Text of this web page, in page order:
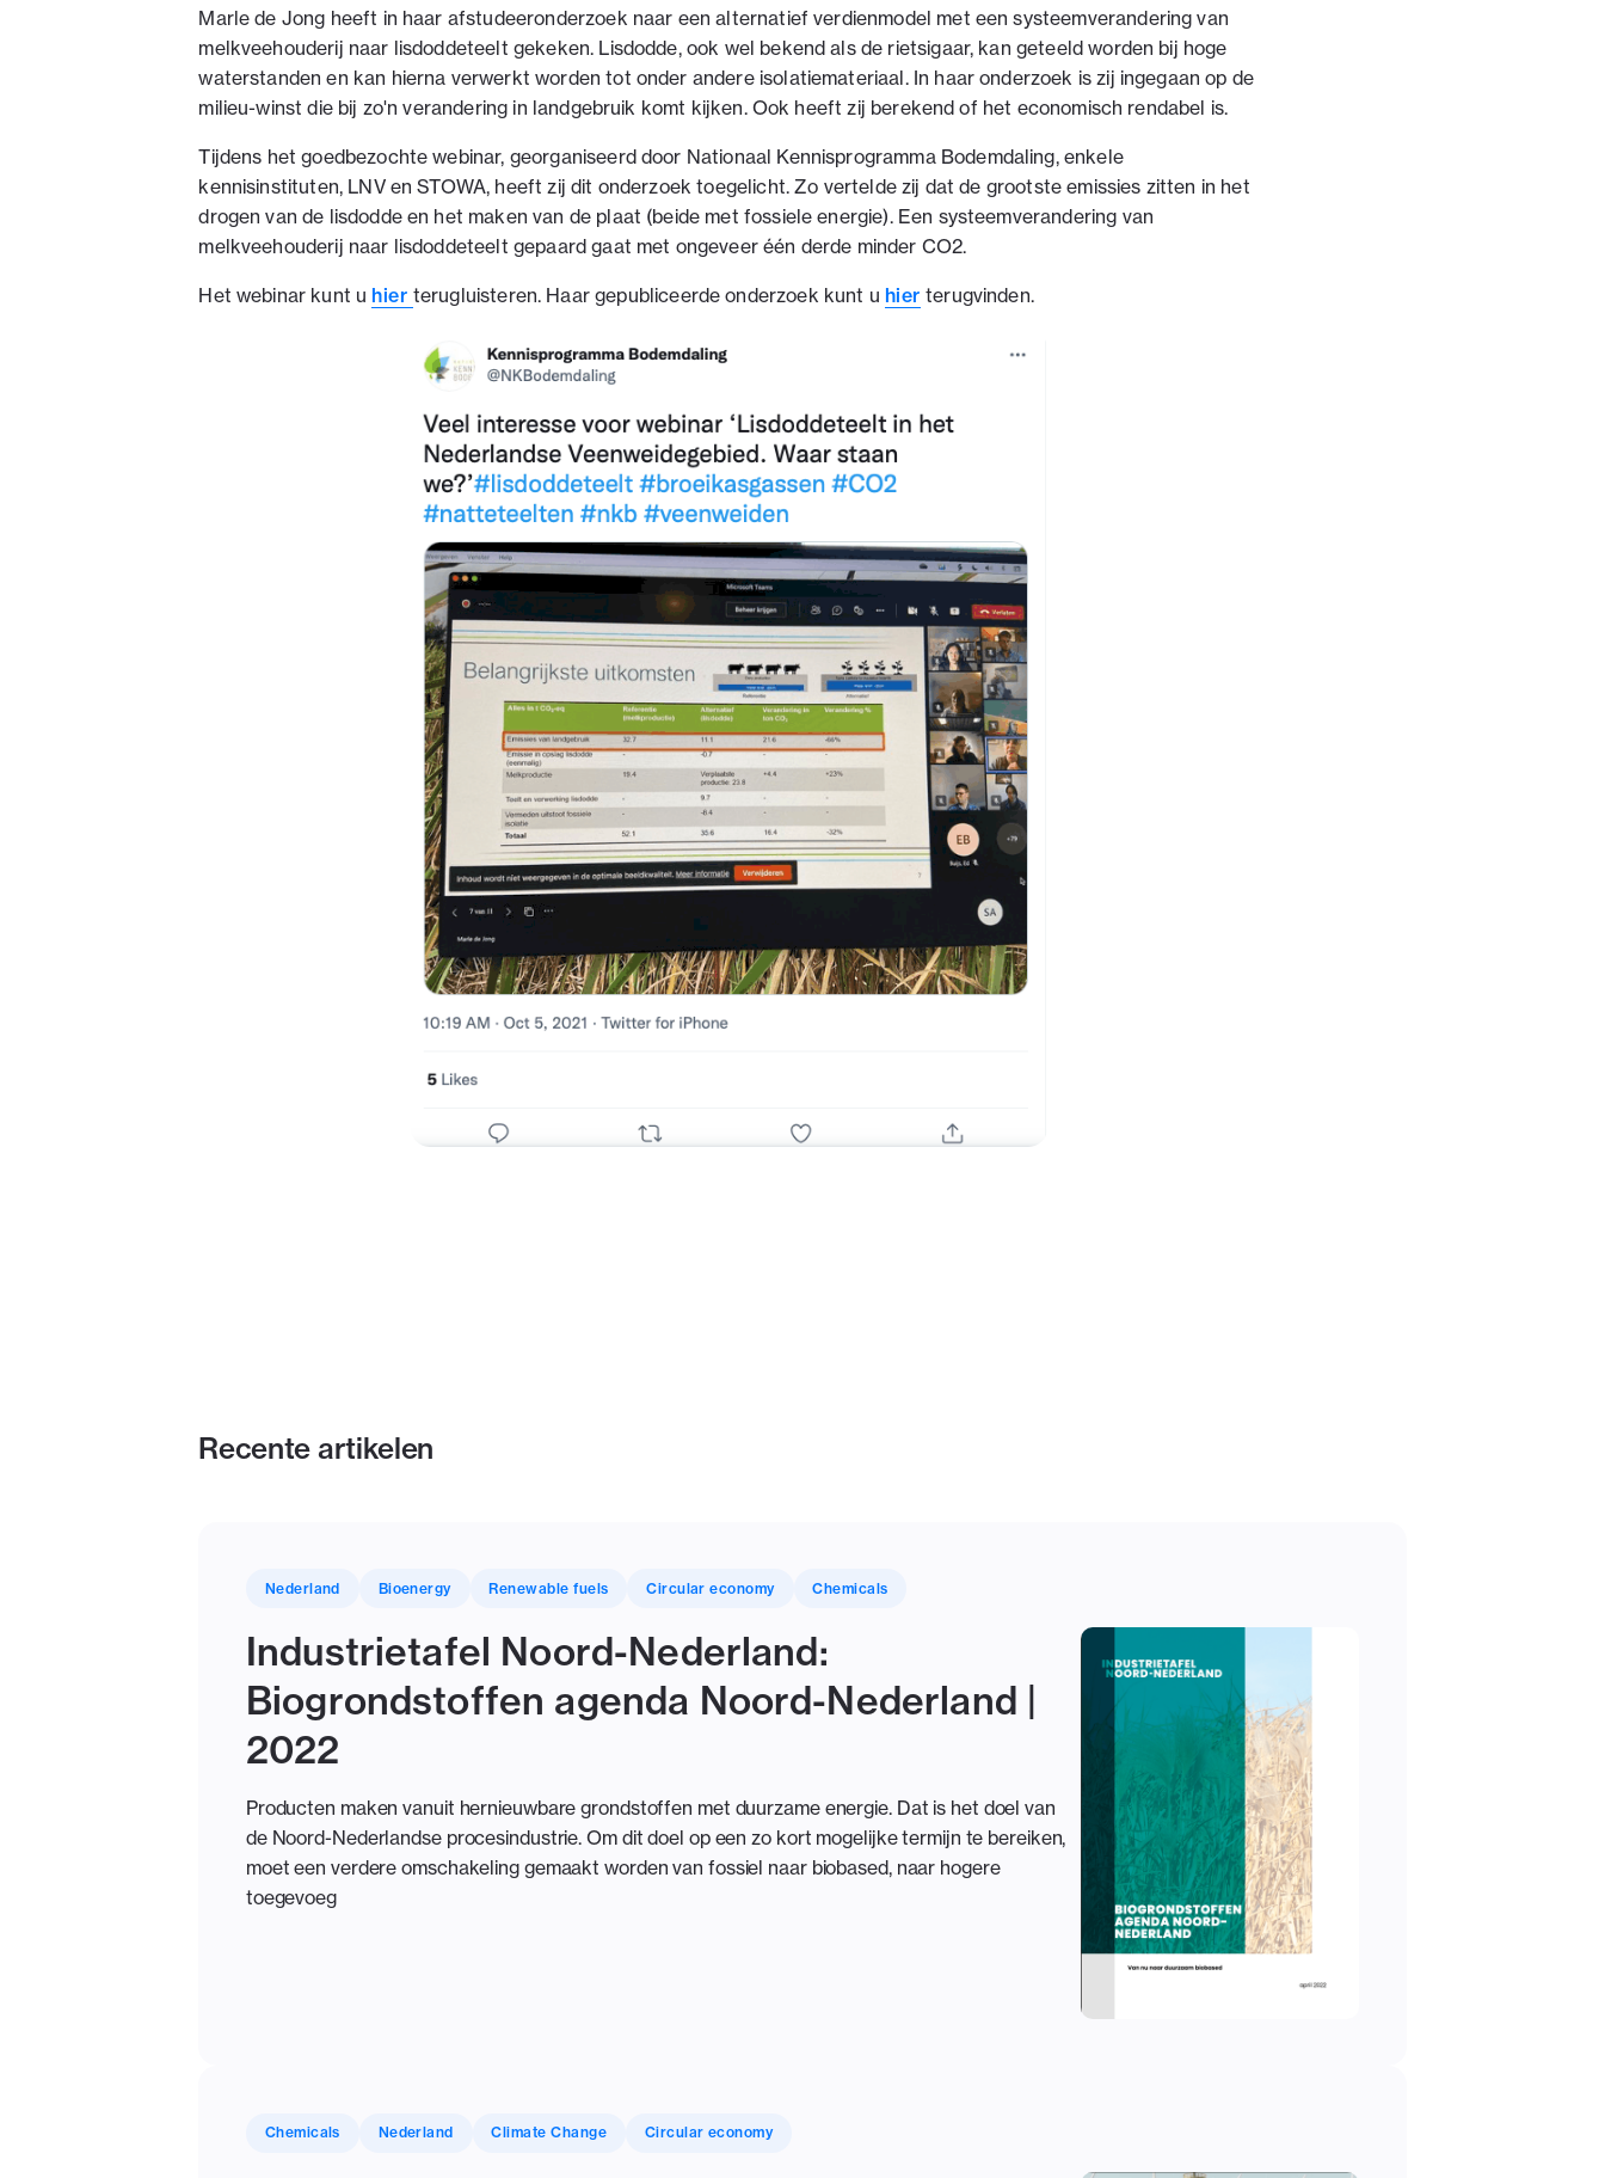
Marle de Jong heeft in haar afstudeeronderzoek naar een alternatief verdienmodel met een systeemverandering van
melkveehouderij naar lisdoddeteelt gekeken. Lisdodde, ook wel bekend als de rietsigaar, kan geteeld worden bij hoge
waterstanden en kan hierna verwerkt worden tot onder andere isolatiemateriaal. In haar onderzoek is zij ingegaan op de
milieu-winst die bij zo'n verandering in landgebruik komt kijken. Ook heeft zij berekend of het economisch rendabel is.
Tijdens het goedbezochte webinar, georganiseerd door Nationaal Kennisprogramma Bodemdaling, enkele
kennisinstituten, LNV en STOWA, heeft zij dit onderzoek toegelicht. Zo vertelde zij dat de grootste emissies zitten in het
drogen van de lisdodde en het maken van de plaat (beide met fossiele energie). Een systeemverandering van
melkveehouderij naar lisdoddeteelt gepaard gaat met ongeveer één derde minder CO2.
Het webinar kunt u hier terugluisteren. Haar gepubliceerde onderzoek kunt u hier terugvinden.
Recente artikelen
Nederland Bioenergy Renewable fuels Circular economy Chemicals
Industrietafel Noord-Nederland:
Biogrondstoffen agenda Noord-Nederland |
2022
Producten maken vanuit hernieuwbare grondstoffen met duurzame energie. Dat is het doel van
de Noord-Nederlandse procesindustrie. Om dit doel op een zo kort mogelijke termijn te bereiken,
moet een verdere omschakeling gemaakt worden van fossiel naar biobased, naar hogere
toegevoeg
Chemicals Nederland Climate Change Circular economy